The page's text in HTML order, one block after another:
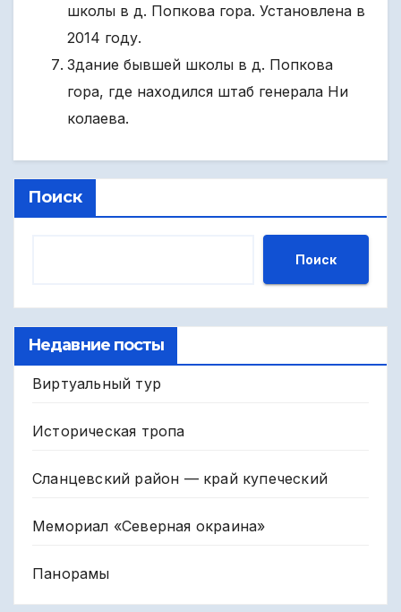
школы в д. Попкова гора. Установлена в
2014 году.
Здание бывшей школы в д. Попкова
гора, где находился штаб генерала Ни
колаева.
Поиск
Поиск
Недавние посты
Виртуальный тур
Историческая тропа
Сланцевский район — край купеческий
Мемориал «Северная окраина»
Панорамы